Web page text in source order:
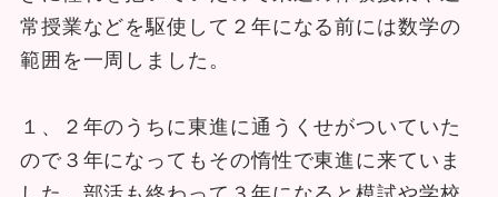
常授業などを駆使して２年になる前には数学の
範囲を一周しました。
１、２年のうちに東進に通うくせがついていた
ので３年になってもその惰性で東進に来ていま
した。部活も終わって３年になると模試や学校